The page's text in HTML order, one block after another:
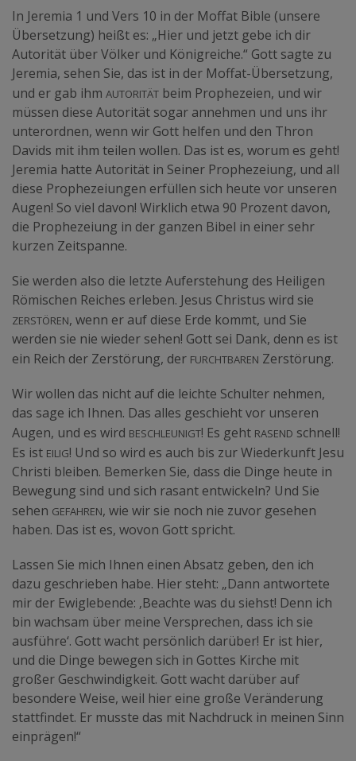
In Jeremia 1 und Vers 10 in der Moffat Bible (unsere
Übersetzung) heißt es: „Hier und jetzt gebe ich dir
Autorität über Völker und Königreiche.“ Gott sagte zu
Jeremia, sehen Sie, das ist in der Moffat-Übersetzung,
und er gab ihm Autorität beim Prophezeien, und wir
müssen diese Autorität sogar annehmen und uns ihr
unterordnen, wenn wir Gott helfen und den Thron
Davids mit ihm teilen wollen. Das ist es, worum es geht!
Jeremia hatte Autorität in Seiner Prophezeiung, und all
diese Prophezeiungen erfüllen sich heute vor unseren
Augen! So viel davon! Wirklich etwa 90 Prozent davon,
die Prophezeiung in der ganzen Bibel in einer sehr
kurzen Zeitspanne.
Sie werden also die letzte Auferstehung des Heiligen
Römischen Reiches erleben. Jesus Christus wird sie
zerstören, wenn er auf diese Erde kommt, und Sie
werden sie nie wieder sehen! Gott sei Dank, denn es ist
ein Reich der Zerstörung, der furchtbaren Zerstörung.
Wir wollen das nicht auf die leichte Schulter nehmen,
das sage ich Ihnen. Das alles geschieht vor unseren
Augen, und es wird beschleunigt! Es geht rasend schnell!
Es ist eilig! Und so wird es auch bis zur Wiederkunft Jesu
Christi bleiben. Bemerken Sie, dass die Dinge heute in
Bewegung sind und sich rasant entwickeln? Und Sie
sehen Gefahren, wie wir sie noch nie zuvor gesehen
haben. Das ist es, wovon Gott spricht.
Lassen Sie mich Ihnen einen Absatz geben, den ich
dazu geschrieben habe. Hier steht: „Dann antwortete
mir der Ewiglebende: ‚Beachte was du siehst! Denn ich
bin wachsam über meine Versprechen, dass ich sie
ausführe‘. Gott wacht persönlich darüber! Er ist hier,
und die Dinge bewegen sich in Gottes Kirche mit
großer Geschwindigkeit. Gott wacht darüber auf
besondere Weise, weil hier eine große Veränderung
stattfindet. Er musste das mit Nachdruck in meinen Sinn
einprägen!“